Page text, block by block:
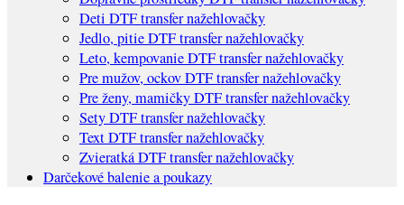
Deti DTF transfer nažehlovačky
Jedlo, pitie DTF transfer nažehlovačky
Leto, kempovanie DTF transfer nažehlovačky
Pre mužov, ockov DTF transfer nažehlovačky
Pre ženy, mamičky DTF transfer nažehlovačky
Sety DTF transfer nažehlovačky
Text DTF transfer nažehlovačky
Zvieratká DTF transfer nažehlovačky
Darčekové balenie a poukazy